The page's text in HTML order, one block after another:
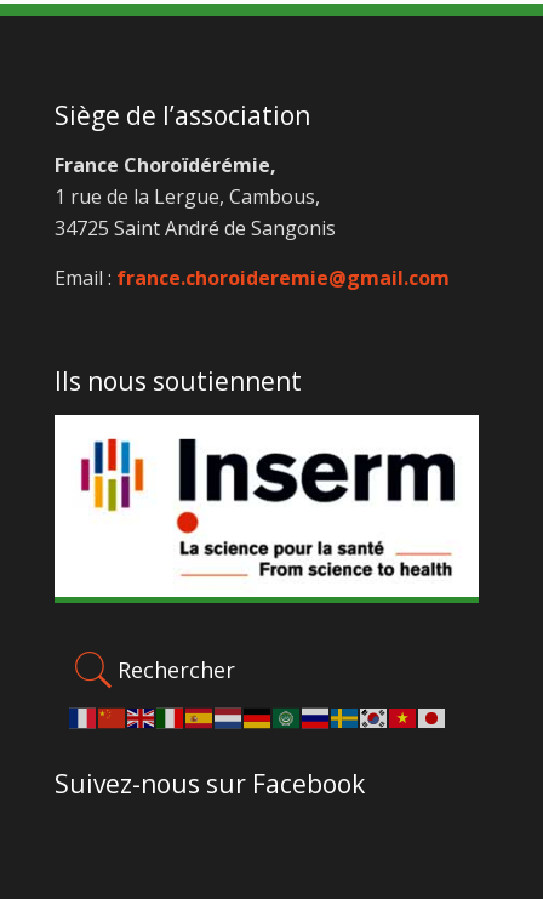
Siège de l’association
France Choroïdérémie,
1 rue de la Lergue, Cambous,
34725 Saint André de Sangonis
Email : france.choroideremie@gmail.com
Ils nous soutiennent
Rechercher
Suivez-nous sur Facebook